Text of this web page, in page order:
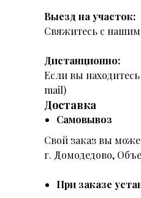
Выезд на участок:
Свяжитесь с
Дистанционно:
Если вы
mail)
Доставка
Самовывоз
Свой заказ вы
г. Домодедово,
При заказе